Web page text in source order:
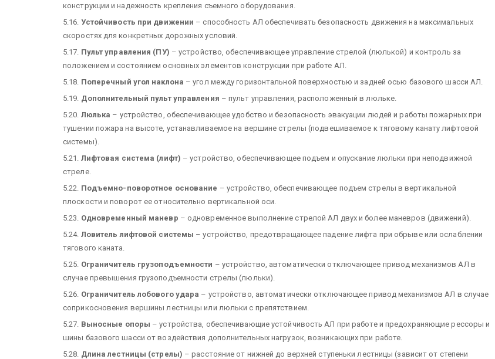
конструкции и надежность крепления съемного оборудования.
5.16. Устойчивость при движении – способность АЛ обеспечивать безопасность движения на максимальных
скоростях для конкретных дорожных условий.
5.17. Пульт управления (ПУ) – устройство, обеспечивающее управление стрелой (люлькой) и контроль за
положением и состоянием основных элементов конструкции при работе АЛ.
5.18. Поперечный угол наклона – угол между горизонтальной поверхностью и задней осью базового шасси АЛ.
5.19. Дополнительный пульт управления – пульт управления, расположенный в люльке.
5.20. Люлька – устройство, обеспечивающее удобство и безопасность эвакуации людей и работы пожарных при
тушении пожара на высоте, устанавливаемое на вершине стрелы (подвешиваемое к тяговому канату лифтовой
системы).
5.21. Лифтовая система (лифт) – устройство, обеспечивающее подъем и опускание люльки при неподвижной
стреле.
5.22. Подъемно-поворотное основание – устройство, обеспечивающее подъем стрелы в вертикальной
плоскости и поворот ее относительно вертикальной оси.
5.23. Одновременный маневр – одновременное выполнение стрелой АЛ двух и более маневров (движений).
5.24. Ловитель лифтовой системы – устройство, предотвращающее падение лифта при обрыве или ослаблении
тягового каната.
5.25. Ограничитель грузоподъемности – устройство, автоматически отключающее привод механизмов АЛ в
случае превышения грузоподъемности стрелы (люльки).
5.26. Ограничитель лобового удара – устройство, автоматически отключающее привод механизмов АЛ в случае
соприкосновения вершины лестницы или люльки с препятствием.
5.27. Выносные опоры – устройства, обеспечивающие устойчивость АЛ при работе и предохраняющие рессоры и
шины базового шасси от воздействия дополнительных нагрузок, возникающих при работе.
5.28. Длина лестницы (стрелы) – расстояние от нижней до верхней ступеньки лестницы (зависит от степени